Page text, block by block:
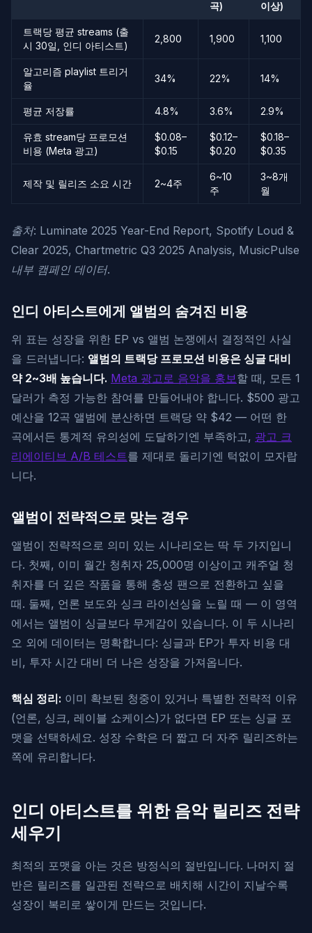
곡) 이상)
트랙당 평균 streams (출
시 30일, 인디 아티스트)
2,800 1,900 1,100
알고리즘 playlist 트리거
율
34% 22% 14%
평균 저장률 4.8% 3.6% 2.9%
유효 stream당 프로모션
비용 (Meta 광고)
$0.08–
$0.15
$0.12–
$0.20
$0.18–
$0.35
제작 및 릴리즈 소요 시간 2~4주
6~10
주
3~8개
월
출처: Luminate 2025 Year-End Report, Spotify Loud &
Clear 2025, Chartmetric Q3 2025 Analysis, MusicPulse
내부 캠페인 데이터.
인디 아티스트에게 앨범의 숨겨진 비용
위 표는 성장을 위한 EP vs 앨범 논쟁에서 결정적인 사실
을 드러냅니다: 앨범의 트랙당 프로모션 비용은 싱글 대비
약 2~3배 높습니다. Meta 광고로 음악을 홍보할 때, 모든 1
달러가 측정 가능한 참여를 만들어내야 합니다. $500 광고
예산을 12곡 앨범에 분산하면 트랙당 약 $42 — 어떤 한
곡에서든 통계적 유의성에 도달하기엔 부족하고, 광고 크
리에이티브 A/B 테스트를 제대로 돌리기엔 턱없이 모자랍
니다.
앨범이 전략적으로 맞는 경우
앨범이 전략적으로 의미 있는 시나리오는 딱 두 가지입니
다. 첫째, 이미 월간 청취자 25,000명 이상이고 캐주얼 청
취자를 더 깊은 작품을 통해 충성 팬으로 전환하고 싶을
때. 둘째, 언론 보도와 싱크 라이선싱을 노릴 때 — 이 영역
에서는 앨범이 싱글보다 무게감이 있습니다. 이 두 시나리
오 외에 데이터는 명확합니다: 싱글과 EP가 투자 비용 대
비, 투자 시간 대비 더 나은 성장을 가져옵니다.
핵심 정리: 이미 확보된 청중이 있거나 특별한 전략적 이유
(언론, 싱크, 레이블 쇼케이스)가 없다면 EP 또는 싱글 포
맷을 선택하세요. 성장 수학은 더 짧고 더 자주 릴리즈하는
쪽에 유리합니다.
인디 아티스트를 위한 음악 릴리즈 전략
세우기
최적의 포맷을 아는 것은 방정식의 절반입니다. 나머지 절
반은 릴리즈를 일관된 전략으로 배치해 시간이 지날수록
성장이 복리로 쌓이게 만드는 것입니다.